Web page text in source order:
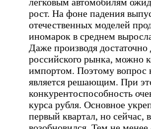
рост. На фоне падения
отечественных моделей
иномарок в среднем
Даже производя
российского рынка, можно
импортом. Поэтому вопрос
является решающим. При
конкурентоспособность
курса рубля. Основное
первый квартал, но сейчас,